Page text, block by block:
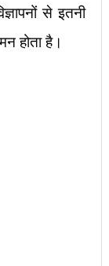
से इतनी
होता है।